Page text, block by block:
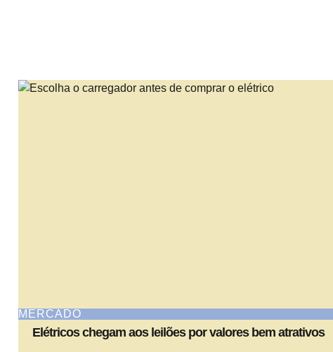
MERCADO
Elétricos chegam aos leilões por valores bem atrativos